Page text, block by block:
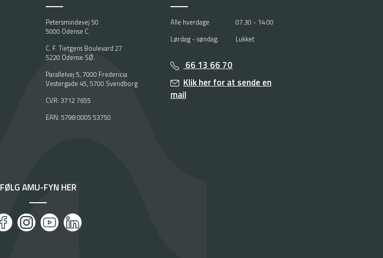
Petersmindevej 50
5000 Odense C.
C. F. Tietgens Boulevard 27
5220 Odense SØ.
Parallelvej 5, 7000 Fredericia
Vestergade 45, 5700 Svendborg
CVR: 3712 7655
EAN: 5798 0005 53750
Alle hverdage
07.30 - 14.00
Lørdag - søndag:
Lukket
66 13 66 70
Klik her for at sende en
mail
FØLG AMU-FYN HER